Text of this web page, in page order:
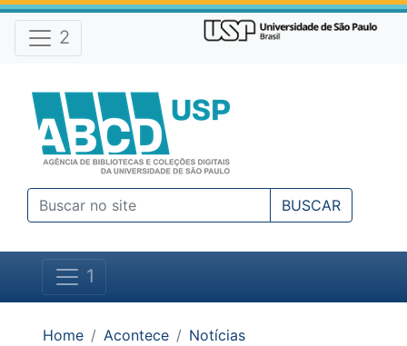
e Ferramentas do site
Ir para o conteúdo [1]
Ir para o menu [2]
Ir para a busca [3]
2
BUSCAR
1
Home Acontece
Notícias